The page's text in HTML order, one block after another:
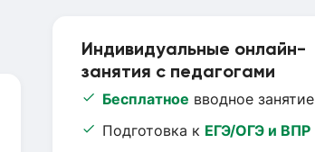
Индивидуальные онлайн-
занятия с педагогами
Бесплатное вводное занятие
Подготовка к ЕГЭ/ОГЭ и ВПР